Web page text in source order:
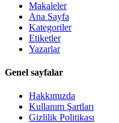
Makaleler
Ana Sayfa
Kategoriler
Etiketler
Yazarlar
Genel sayfalar
Hakkımızda
Kullanım Şartları
Gizlilik Politikası